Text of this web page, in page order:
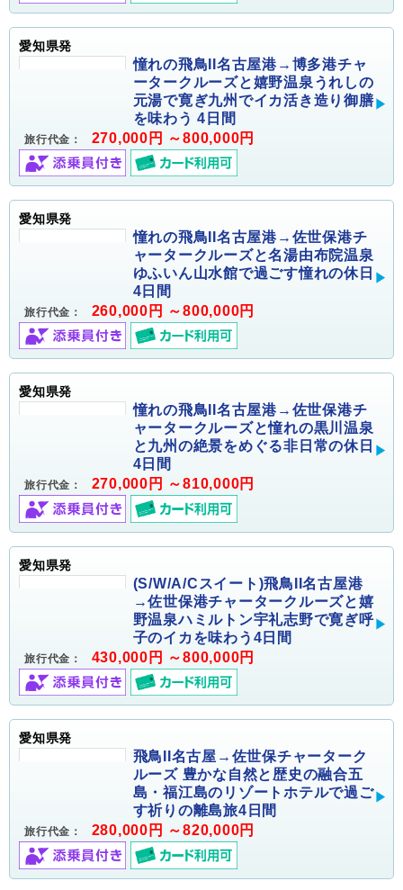
愛知県発
憧れの飛鳥II名古屋港→博多港チャ
ータークルーズと嬉野温泉うれしの
元湯で寛ぎ九州でイカ活き造り御膳
を味わう 4日間
旅行代金： 270,000円 ～800,000円
愛知県発
憧れの飛鳥II名古屋港→佐世保港チ
ャータークルーズと名湯由布院温泉
ゆふいん山水館で過ごす憧れの休日
4日間
旅行代金： 260,000円 ～800,000円
愛知県発
憧れの飛鳥II名古屋港→佐世保港チ
ャータークルーズと憧れの黒川温泉
と九州の絶景をめぐる非日常の休日
4日間
旅行代金： 270,000円 ～810,000円
愛知県発
(S/W/A/Cスイート)飛鳥II名古屋港
→佐世保港チャータークルーズと嬉
野温泉ハミルトン宇礼志野で寛ぎ呼
子のイカを味わう4日間
旅行代金： 430,000円 ～800,000円
愛知県発
飛鳥II名古屋→佐世保チャーターク
ルーズ 豊かな自然と歴史の融合五
島・福江島のリゾートホテルで過ご
す祈りの離島旅4日間
旅行代金： 280,000円 ～820,000円